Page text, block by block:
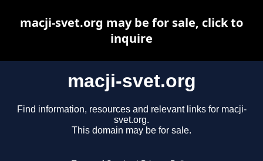
macji-svet.org
Find information, resources and relevant links for macji-
svet.org.
This domain may be for sale.
macji-svet.org may be for sale, click to
inquire